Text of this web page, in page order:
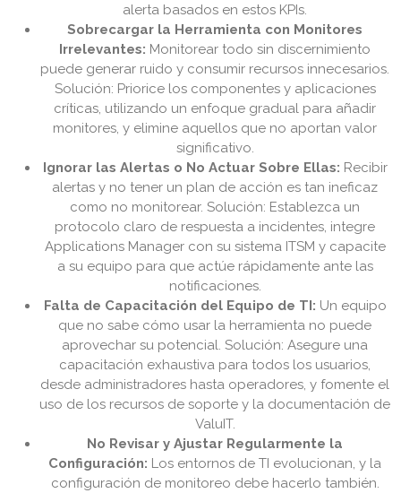
alerta basados en estos KPIs.
Sobrecargar la Herramienta con Monitores
Irrelevantes: Monitorear todo sin discernimiento
puede generar ruido y consumir recursos innecesarios.
Solución: Priorice los componentes y aplicaciones
críticas, utilizando un enfoque gradual para añadir
monitores, y elimine aquellos que no aportan valor
significativo.
Ignorar las Alertas o No Actuar Sobre Ellas: Recibir
alertas y no tener un plan de acción es tan ineficaz
como no monitorear. Solución: Establezca un
protocolo claro de respuesta a incidentes, integre
Applications Manager con su sistema ITSM y capacite
a su equipo para que actúe rápidamente ante las
notificaciones.
Falta de Capacitación del Equipo de TI: Un equipo
que no sabe cómo usar la herramienta no puede
aprovechar su potencial. Solución: Asegure una
capacitación exhaustiva para todos los usuarios,
desde administradores hasta operadores, y fomente el
uso de los recursos de soporte y la documentación de
ValuIT.
No Revisar y Ajustar Regularmente la
Configuración: Los entornos de TI evolucionan, y la
configuración de monitoreo debe hacerlo también.